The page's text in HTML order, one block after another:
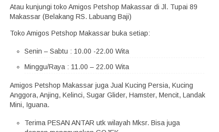
Atau kunjungi toko Amigos Petshop Makassar di Jl. Tupai 89
Makassar (Belakang RS. Labuang Baji)
Toko Amigos Petshop Makassar buka setiap:
Senin – Sabtu : 10.00 -22.00 Wita
Minggu/Raya : 11.00 – 22.00 Wita
Amigos Petshop Makassar juga Jual Kucing Persia, Kucing
Anggora, Anjing, Kelinci, Sugar Glider, Hamster, Mencit, Landak
Mini, Iguana.
Terima PESAN ANTAR utk wilayah Mksr. Bisa juga